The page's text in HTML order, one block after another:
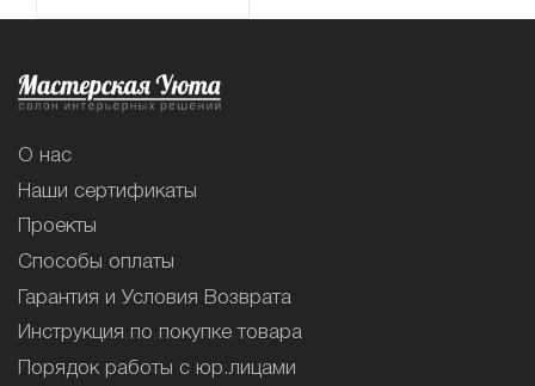
О нас
Наши сертификаты
Проекты
Способы оплаты
Гарантия и Условия Возврата
Инструкция по покупке товара
Порядок работы с юр.лицами